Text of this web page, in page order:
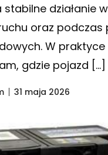
działanie w
oraz podczas
W praktyce
gdzie pojazd […]
31 maja 2026